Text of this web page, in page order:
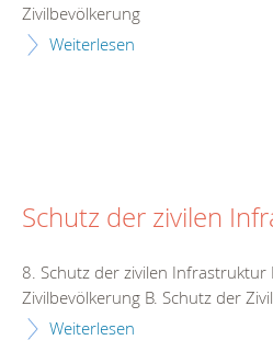
Zivilbevölkerung
Weiterlesen
Schutz der zivilen
8. Schutz der zivilen Infrastruktur
Zivilbevölkerung B. Schutz der
Weiterlesen